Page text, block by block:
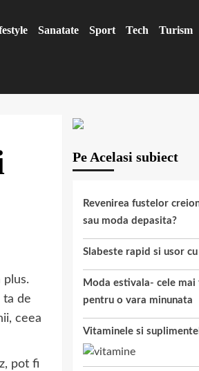
Sanatate Sport Tech Turism
plus.
ta de
ceea
pot fi
Pe Acelasi subiect
Revenirea fustelor
sau moda depasita?
Slabeste rapid si usor
Moda estivala- cele mai
pentru o vara minunata
Vitaminele si